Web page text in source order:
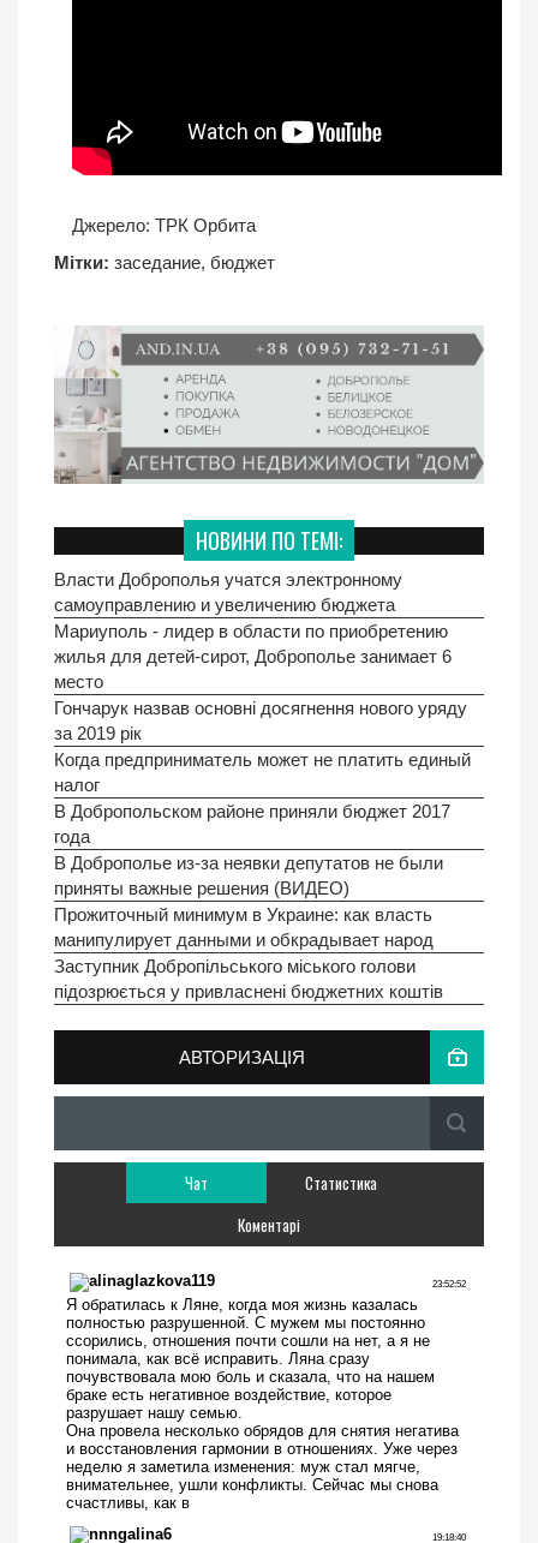
Джерело: ТРК Орбита
Мітки: заседание, бюджет
НОВИНИ ПО ТЕМІ:
Власти Доброполья учатся электронному
самоуправлению и увеличению бюджета
Мариуполь - лидер в области по приобретению
жилья для детей-сирот, Доброполье занимает 6
место
Гончарук назвав основні досягнення нового уряду
за 2019 рік
Когда предприниматель может не платить единый
налог
В Добропольском районе приняли бюджет 2017
года
В Доброполье из-за неявки депутатов не были
приняты важные решения (ВИДЕО)
Прожиточный минимум в Украине: как власть
манипулирует данными и обкрадывает народ
Заступник Добропільського міського голови
підозрюється у привласнені бюджетних коштів
АВТОРИЗАЦІЯ
Чат
Статистика
Коментарі